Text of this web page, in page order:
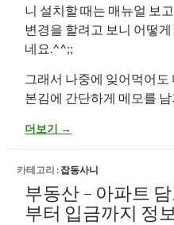
니 설치할 때는 매뉴얼 보
변경을 할려고 보니 어떻
네요.^^;;
그래서 나중에 잊어먹어
본김에 간단하게 메모를
하이원플러스(HIONE+) 도어
더보기 →
카테고리 : 잡동사니
부동산 – 아파트
부터 입금까지 정보